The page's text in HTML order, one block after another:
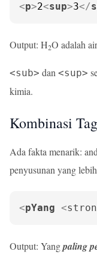
<p>2<sup>3</
Output: H2O adalah
<sub> dan <sup>
kimia.
Kombinasi
Ada fakta menarik:
penyusunan yang
<pYang <
Output: Yangpaling